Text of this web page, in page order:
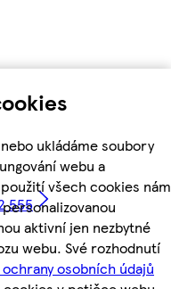
ukládáme soubory
webu a
všech cookies nám
aktivní jen nezbytné
webu. Své rozhodnutí
osobních údajů
555